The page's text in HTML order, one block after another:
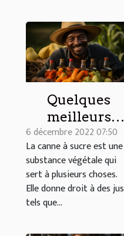
Quelques
meilleurs
rhums
agricoles du
moment ?
6 décembre 2022 07:50
La canne à sucre est une
substance végétale qui
sert à plusieurs choses.
Elle donne droit à des jus
tels que...